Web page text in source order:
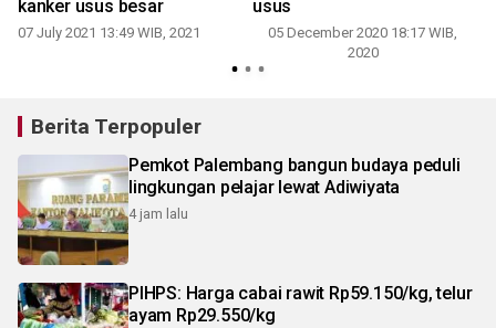
kanker usus besar
07 July 2021 13:49 WIB, 2021
usus
05 December 2020 18:17 WIB,
2020
Berita Terpopuler
Pemkot Palembang bangun budaya peduli
lingkungan pelajar lewat Adiwiyata
4 jam lalu
PIHPS: Harga cabai rawit Rp59.150/kg, telur
ayam Rp29.550/kg